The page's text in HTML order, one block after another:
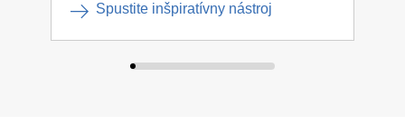
Spustite inšpiratívny nástroj